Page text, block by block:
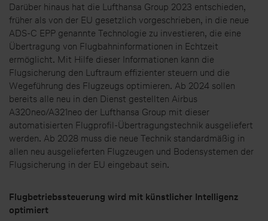
Darüber hinaus hat die Lufthansa Group 2023 entschieden,
früher als von der EU gesetzlich vorgeschrieben, in die neue
ADS-C EPP genannte Technologie zu investieren, die eine
Übertragung von Flugbahninformationen in Echtzeit
ermöglicht. Mit Hilfe dieser Informationen kann die
Flugsicherung den Luftraum effizienter steuern und die
Wegeführung des Flugzeugs optimieren. Ab 2024 sollen
bereits alle neu in den Dienst gestellten Airbus
A320neo/A321neo der Lufthansa Group mit dieser
automatisierten Flugprofil-Übertragungstechnik ausgeliefert
werden. Ab 2028 muss die neue Technik standardmäßig in
allen neu ausgelieferten Flugzeugen und Bodensystemen der
Flugsicherung in der EU eingebaut sein.
Flugbetriebssteuerung wird mit künstlicher Intelligenz
optimiert